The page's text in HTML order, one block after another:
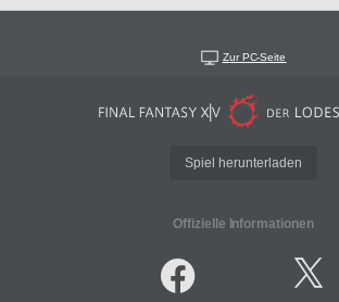
Zur PC-Seite
Spiel herunterladen
Offizielle Informationen